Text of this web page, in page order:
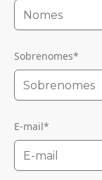
Sobrenomes*
E-mail*